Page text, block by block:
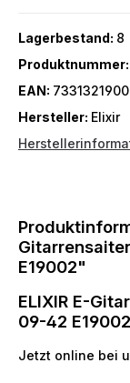
Lagerbestand: 8
Produktnummer:
EAN:
Hersteller: Elixir
E19002"
ELIXIR E-
09-42 E19002
Jetzt online bei